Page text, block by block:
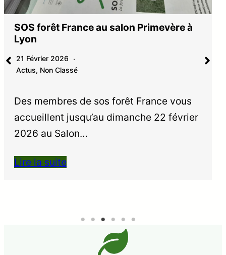
SOS forêt France au salon Primevère à
Lyon
21 Février 2026
Actus, Non Classé
Des membres de sos forêt France vous
accueillent jusqu’au dimanche 22 février
2026 au Salon…
Lire la suite